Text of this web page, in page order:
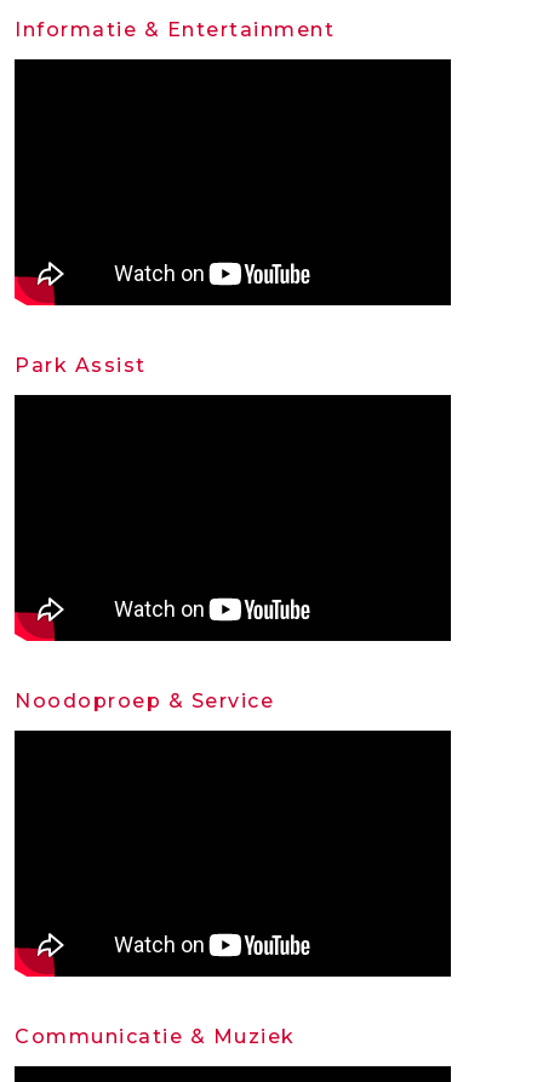
Informatie & Entertainment
Park Assist
Noodoproep & Service
Communicatie & Muziek